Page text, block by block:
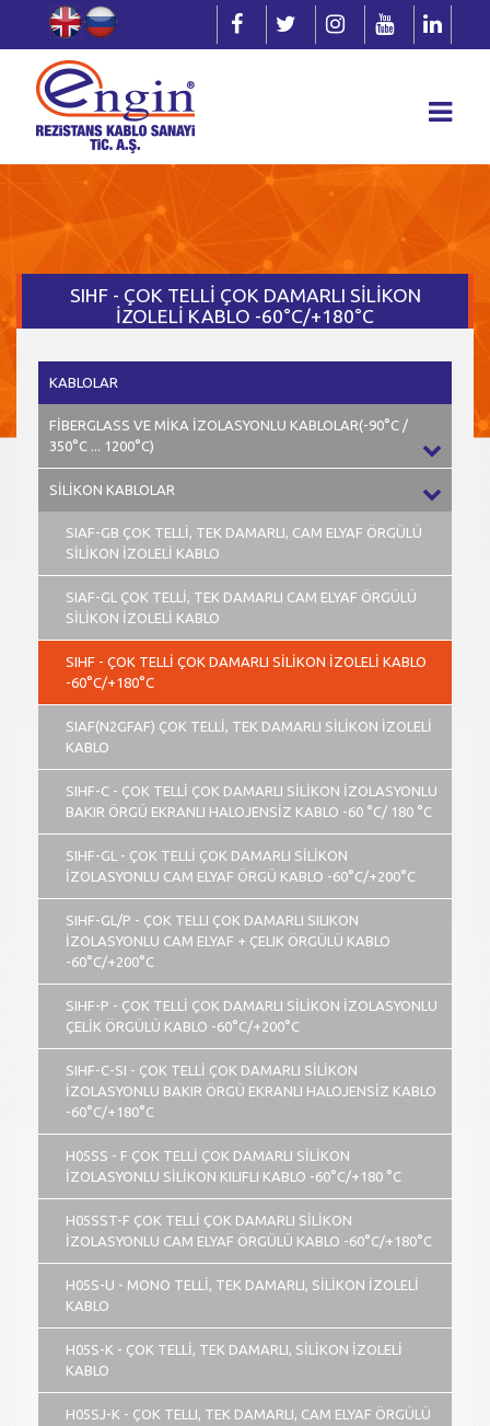
SIHF - ÇOK TELLİ ÇOK DAMARLI SİLİKON
İZOLELİ KABLO -60°C/+180°C
KABLOLAR
FİBERGLASS VE MİKA İZOLASYONLU KABLOLAR(-90°C /
350°C ... 1200°C)
SİLİKON KABLOLAR
SIAF-GB ÇOK TELLİ, TEK DAMARLI, CAM ELYAF ÖRGÜLÜ
SİLİKON İZOLELİ KABLO
SIAF-GL ÇOK TELLİ, TEK DAMARLI CAM ELYAF ÖRGÜLÜ
SİLİKON İZOLELİ KABLO
SIHF - ÇOK TELLİ ÇOK DAMARLI SİLİKON İZOLELİ KABLO
-60°C/+180°C
SIAF(N2GFAF) ÇOK TELLİ, TEK DAMARLI SİLİKON İZOLELİ
KABLO
SIHF-C - ÇOK TELLİ ÇOK DAMARLI SİLİKON İZOLASYONLU
BAKIR ÖRGÜ EKRANLI HALOJENSİZ KABLO -60 °C/ 180 °C
SIHF-GL - ÇOK TELLİ ÇOK DAMARLI SİLİKON
İZOLASYONLU CAM ELYAF ÖRGÜ KABLO -60°C/+200°C
SIHF-GL/P - ÇOK TELLI ÇOK DAMARLI SILIKON
İZOLASYONLU CAM ELYAF + ÇELIK ÖRGÜLÜ KABLO
-60°C/+200°C
SIHF-P - ÇOK TELLİ ÇOK DAMARLI SİLİKON İZOLASYONLU
ÇELİK ÖRGÜLÜ KABLO -60°C/+200°C
SIHF-C-SI - ÇOK TELLİ ÇOK DAMARLI SİLİKON
İZOLASYONLU BAKIR ÖRGÜ EKRANLI HALOJENSİZ KABLO
-60°C/+180°C
H05SS - F ÇOK TELLİ ÇOK DAMARLI SİLİKON
İZOLASYONLU SİLİKON KILIFLI KABLO -60°C/+180 °C
H05SST-F ÇOK TELLİ ÇOK DAMARLI SİLİKON
İZOLASYONLU CAM ELYAF ÖRGÜLÜ KABLO -60°C/+180°C
H05S-U - MONO TELLİ, TEK DAMARLI, SİLİKON İZOLELİ
KABLO
H05S-K - ÇOK TELLİ, TEK DAMARLI, SİLİKON İZOLELİ
KABLO
H05SJ-K - ÇOK TELLI, TEK DAMARLI, CAM ELYAF ÖRGÜLÜ